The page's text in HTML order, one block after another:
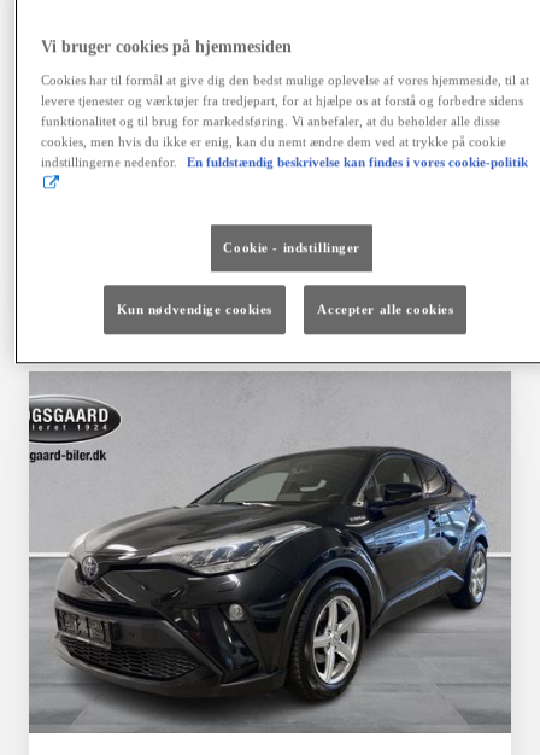
42.468,64. I alt tilbagebetales kr. 198.368,64. Positiv
kreditgodkendelse og ingen registrering hos RKI
forudsættes. Kaskoforsikring er obligatorisk. Der er
fortrydelsesret på lånet. Ingen løbende mdl. gebyrer ved
betaling via en automatisk betalingstjeneste. Vi tager
forbehold for fejl, prisændringer og renteforhøjelser.
Kontakt forhandler
Sammenlign Gem
Vi bruger cookies på hjemmesiden
Cookies har til formål at give dig den bedst mulige oplevelse af vores hjemmeside, til at
levere tjenester og værktøjer fra tredjepart, for at hjælpe os at forstå og forbedre sidens
funktionalitet og til brug for markedsføring. Vi anbefaler, at du beholder alle disse
cookies, men hvis du ikke er enig, kan du nemt ændre dem ved at trykke på cookie
indstillingerne nedenfor.
En fuldstændig beskrivelse kan findes i vores cookie-politik
Cookie - indstillinger
Kun nødvendige cookies Accepter alle cookies